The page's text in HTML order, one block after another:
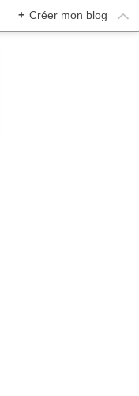
+ Créer mon blog